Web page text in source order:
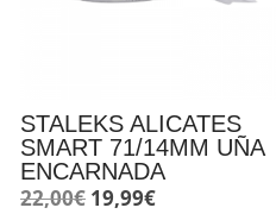
STALEKS ALICATES
SMART 71/14MM UÑA
ENCARNADA
22,00€ El
19,99€El